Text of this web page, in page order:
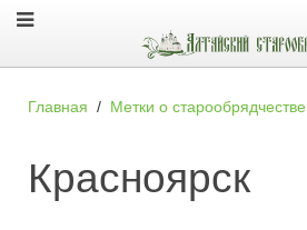
Главная Метки о старообрядчестве
Красноярск